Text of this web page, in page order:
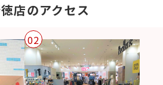
店のアクセス
02